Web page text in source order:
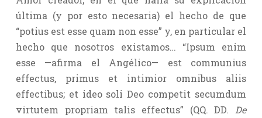
última (y por esto necesaria) el hecho de que
“potius est esse quam non esse” y, en particular el
hecho que nosotros existamos… “Ipsum enim
esse —afirma el Angélico— est communius
effectus, primus et intimior omnibus aliis
effectibus; et ideo soli Deo competit secumdum
virtutem propriam talis effectus” (QQ. DD. De